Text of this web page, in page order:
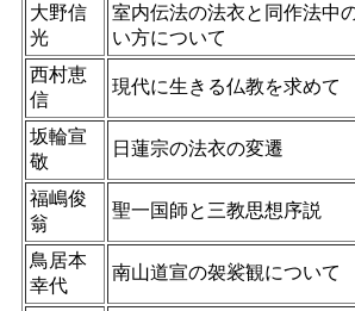
大野信
光
室内伝法の法衣と同作法中
い方について
西村恵
信
現代に生きる仏教を求めて
坂輪宣
敬
日蓮宗の法衣の変遷
福嶋俊
翁
聖一国師と三教思想序説
鳥居本
幸代
南山道宣の袈裟観について